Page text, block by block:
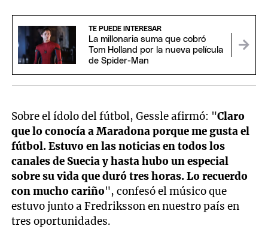
TE PUEDE INTERESAR
La millonaria suma que cobró
Tom Holland por la nueva película
de Spider-Man
Sobre el ídolo del fútbol, Gessle afirmó: "Claro
que lo conocía a Maradona porque me gusta el
fútbol. Estuvo en las noticias en todos los
canales de Suecia y hasta hubo un especial
sobre su vida que duró tres horas. Lo recuerdo
con mucho cariño", confesó el músico que
estuvo junto a Fredriksson en nuestro país en
tres oportunidades.